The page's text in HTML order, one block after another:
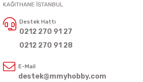
KAĞITHANE İSTANBUL
Destek Hattı
0212 270 91 27
0212 270 91 28
E-Mail
destek@mmyhobby.com